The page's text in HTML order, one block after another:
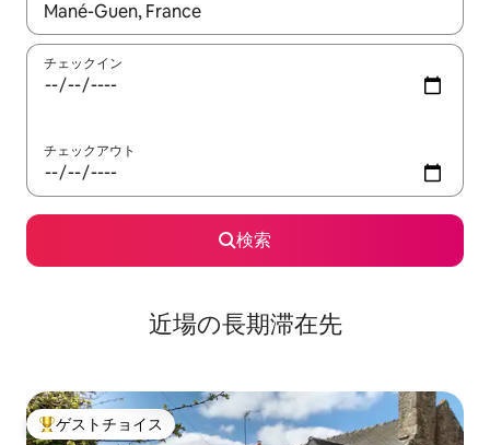
検索結果が表示されたら、上下の矢印キーを使って移動するか
チェックイン
チェックアウト
検索
近場の長期滞在先
大好評のゲストチョイスです。
ゲストチョイス